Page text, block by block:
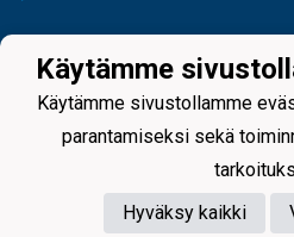
Powered by
Käytämme
Käytämme sivustollamme
parantamiseksi sekä
Hyväksy kaikki